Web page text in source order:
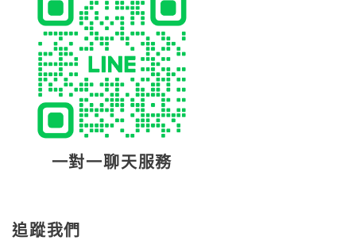
一對一聊天服務
追蹤我們